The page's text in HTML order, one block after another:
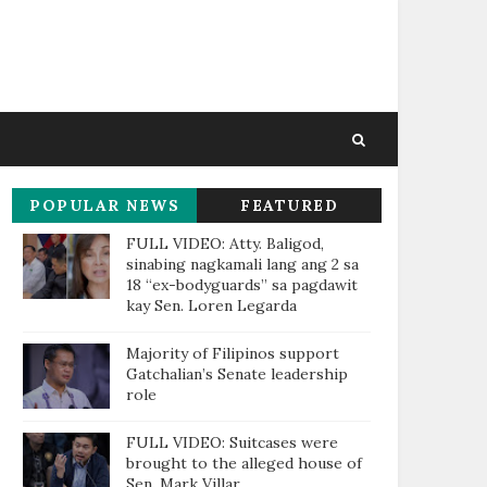
POPULAR NEWS
THIS WEEK
FEATURED
FULL VIDEO: Atty. Baligod,
sinabing nagkamali lang ang 2 sa
18 “ex-bodyguards” sa pagdawit
kay Sen. Loren Legarda
Majority of Filipinos support
Gatchalian’s Senate leadership
role
FULL VIDEO: Suitcases were
brought to the alleged house of